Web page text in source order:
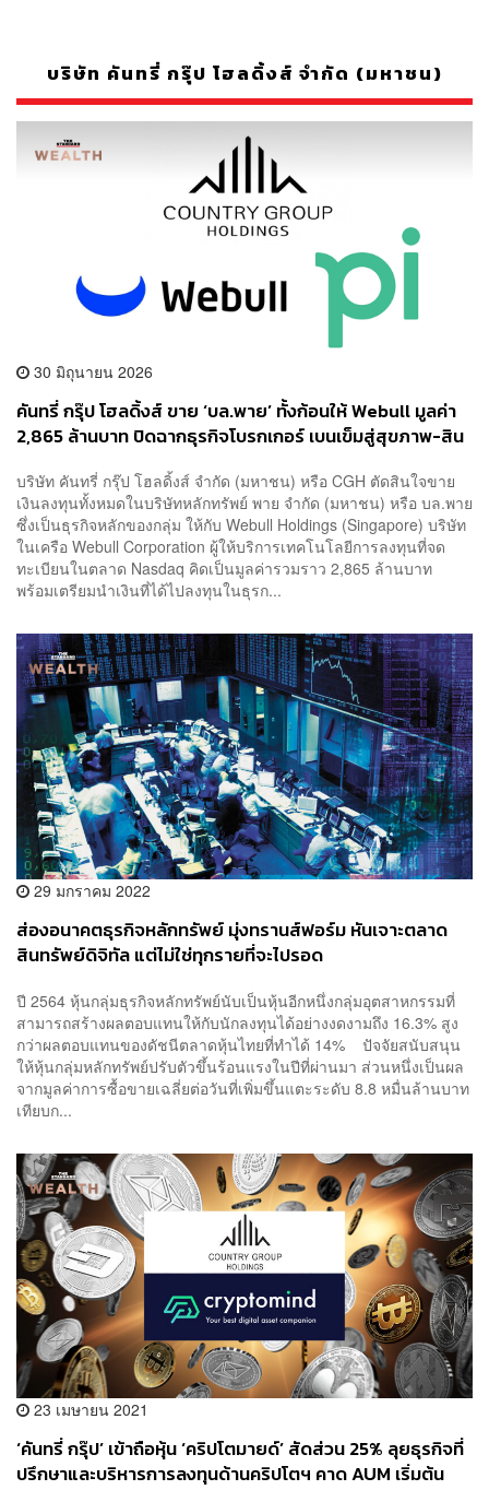
บริษัท คันทรี่ กรุ๊ป โฮลดิ้งส์ จำกัด (มหาชน)
30 มิถุนายน 2026
คันทรี่ กรุ๊ป โฮลดิ้งส์ ขาย ‘บล.พาย’ ทั้งก้อนให้ Webull มูลค่า
2,865 ล้านบาท ปิดฉากธุรกิจโบรกเกอร์ เบนเข็มสู่สุขภาพ-สิน
บริษัท คันทรี่ กรุ๊ป โฮลดิ้งส์ จำกัด (มหาชน) หรือ CGH ตัดสินใจขาย
เงินลงทุนทั้งหมดในบริษัทหลักทรัพย์ พาย จำกัด (มหาชน) หรือ บล.พาย
ซึ่งเป็นธุรกิจหลักของกลุ่ม ให้กับ Webull Holdings (Singapore) บริษัท
ในเครือ Webull Corporation ผู้ให้บริการเทคโนโลยีการลงทุนที่จด
ทะเบียนในตลาด Nasdaq คิดเป็นมูลค่ารวมราว 2,865 ล้านบาท
พร้อมเตรียมนำเงินที่ได้ไปลงทุนในธุรก...
29 มกราคม 2022
ส่องอนาคตธุรกิจหลักทรัพย์ มุ่งทรานส์ฟอร์ม หันเจาะตลาด
สินทรัพย์ดิจิทัล แต่ไม่ใช่ทุกรายที่จะไปรอด
ปี 2564 หุ้นกลุ่มธุรกิจหลักทรัพย์นับเป็นหุ้นอีกหนึ่งกลุ่มอุตสาหกรรมที่
สามารถสร้างผลตอบแทนให้กับนักลงทุนได้อย่างงดงามถึง 16.3% สูง
กว่าผลตอบแทนของดัชนีตลาดหุ้นไทยที่ทำได้ 14% ปัจจัยสนับสนุน
ให้หุ้นกลุ่มหลักทรัพย์ปรับตัวขึ้นร้อนแรงในปีที่ผ่านมา ส่วนหนึ่งเป็นผล
จากมูลค่าการซื้อขายเฉลี่ยต่อวันที่เพิ่มขึ้นแตะระดับ 8.8 หมื่นล้านบาท
เทียบก...
23 เมษายน 2021
‘คันทรี่ กรุ๊ป’ เข้าถือหุ้น ‘คริปโตมายด์’ สัดส่วน 25% ลุยธุรกิจที่
ปรึกษาและบริหารการลงทุนด้านคริปโตฯ คาด AUM เริ่มต้น